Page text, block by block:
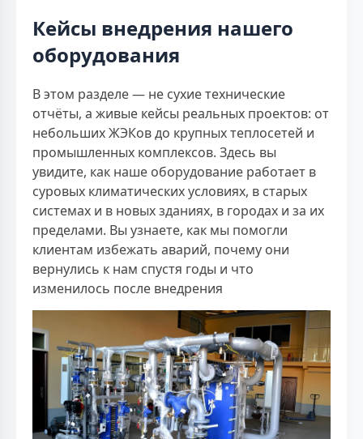
Кейсы внедрения нашего
оборудования
В этом разделе — не сухие технические
отчёты, а живые кейсы реальных проектов: от
небольших ЖЭКов до крупных теплосетей и
промышленных комплексов. Здесь вы
увидите, как наше оборудование работает в
суровых климатических условиях, в старых
системах и в новых зданиях, в городах и за их
пределами. Вы узнаете, как мы помогли
клиентам избежать аварий, почему они
вернулись к нам спустя годы и что
изменилось после внедрения